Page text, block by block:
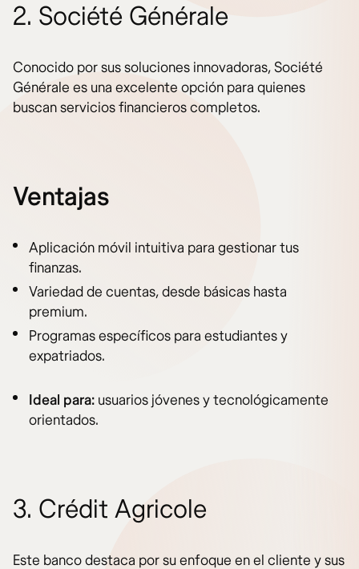
2. Société Générale
Conocido por sus soluciones innovadoras, Société
Générale es una excelente opción para quienes
buscan servicios financieros completos.
Ventajas
Aplicación móvil intuitiva para gestionar tus
finanzas.
Variedad de cuentas, desde básicas hasta
premium.
Programas específicos para estudiantes y
expatriados.
Ideal para: usuarios jóvenes y tecnológicamente
orientados.
3. Crédit Agricole
Este banco destaca por su enfoque en el cliente y sus